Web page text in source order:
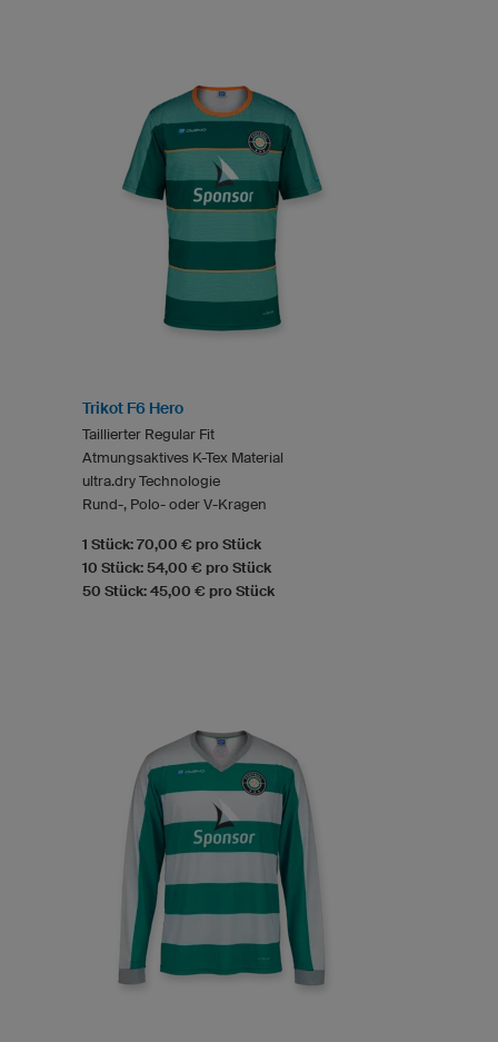
Trikot F6 Hero
Taillierter Regular Fit
Atmungsaktives K-Tex Material
ultra.dry Technologie
Rund-, Polo- oder V-Kragen
1 Stück: 70,00 € pro Stück
10 Stück: 54,00 € pro Stück
50 Stück: 45,00 € pro Stück